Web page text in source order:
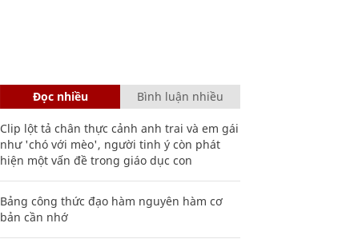
Đọc nhiều Bình luận nhiều
Clip lột tả chân thực cảnh anh trai và em gái
như 'chó với mèo', người tinh ý còn phát
hiện một vấn đề trong giáo dục con
Bảng công thức đạo hàm nguyên hàm cơ
bản cần nhớ